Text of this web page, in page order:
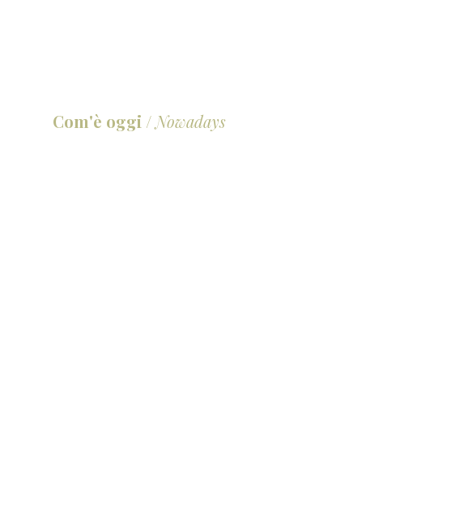
Com'è oggi / Nowadays